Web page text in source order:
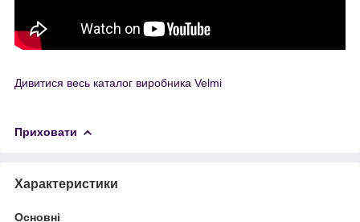
Дивитися весь каталог виробника Velmi
Приховати
Характеристики
Основні